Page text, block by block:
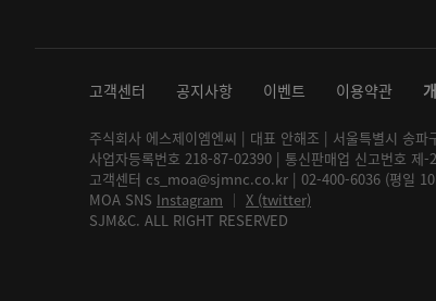
고객센터 공지사항 이벤트 이용약관
주식회사 에스제이엠엔씨 | 대표 안해조 | 서울특별시 송
사업자등록번호 218-87-02390 | 통신판매업 신고번호 제-
고객센터 cs_moa@sjmnc.co.kr | 02-400-6036 (평일
MOA SNS Instagram │ X (twitter)
SJM&C. ALL RIGHT RESERVED